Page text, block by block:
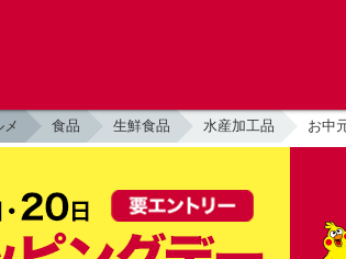
食品 生鮮食品 水産加工品 お中